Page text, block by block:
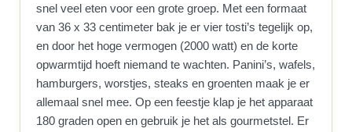
snel veel eten voor een grote groep. Met een formaat
van 36 x 33 centimeter bak je er vier tosti’s tegelijk op,
en door het hoge vermogen (2000 watt) en de korte
opwarmtijd hoeft niemand te wachten. Panini’s, wafels,
hamburgers, worstjes, steaks en groenten maak je er
allemaal snel mee. Op een feestje klap je het apparaat
180 graden open en gebruik je het als gourmetstel. Er